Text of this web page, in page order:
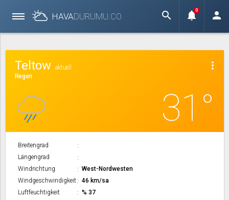
HAVADURUMU.CO search notifications
0 person
more_vert
Teltow
aktuell
Regen
31°
Breitengrad
Längengrad
Windrichtung
West-Nordwesten
Windgeschwindigkeit
46 km/sa
Luftfeuchtigkeit
% 37